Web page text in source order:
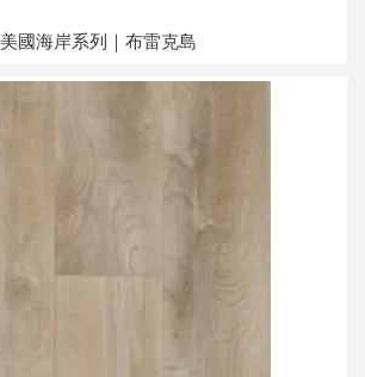
美國海岸系列｜布雷克島